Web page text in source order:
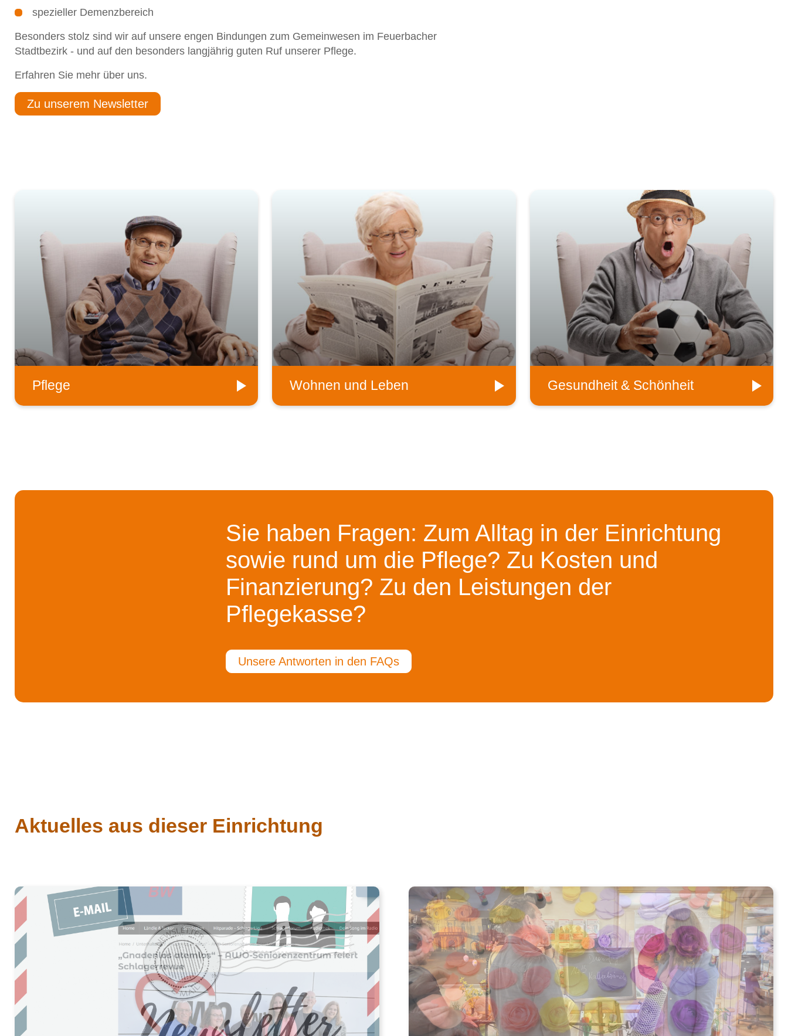
spezieller Demenzbereich
Besonders stolz sind wir auf unsere engen Bindungen zum Gemeinwesen im Feuerbacher
Stadtbezirk - und auf den besonders langjährig guten Ruf unserer Pflege.
Erfahren Sie mehr über uns.
Zu unserem Newsletter
Pflege Wohnen und Leben Gesundheit & Schönheit
Sie haben Fragen: Zum Alltag in der Einrichtung
sowie rund um die Pflege? Zu Kosten und
Finanzierung? Zu den Leistungen der
Pflegekasse?
Unsere Antworten in den FAQs
Aktuelles aus dieser Einrichtung